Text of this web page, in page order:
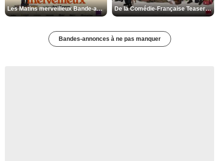
Les Matins merveilleux Bande-annonce VF De la Comédie-Française Teaser VF
Bandes-annonces à ne pas manquer